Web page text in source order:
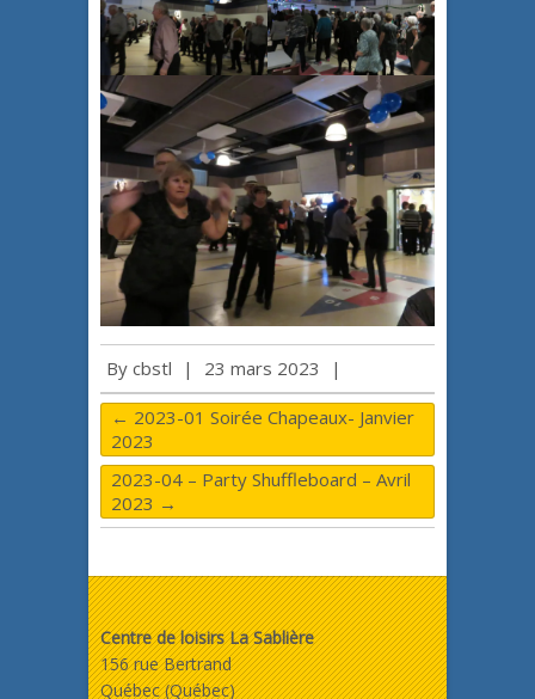
By cbstl | 23 mars 2023 |
← 2023-01 Soirée Chapeaux- Janvier
2023
2023-04 – Party Shuffleboard – Avril
2023 →
Centre de loisirs La Sablière
156 rue Bertrand
Québec (Québec)